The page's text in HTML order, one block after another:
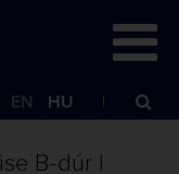
EN HU
B-dúr |